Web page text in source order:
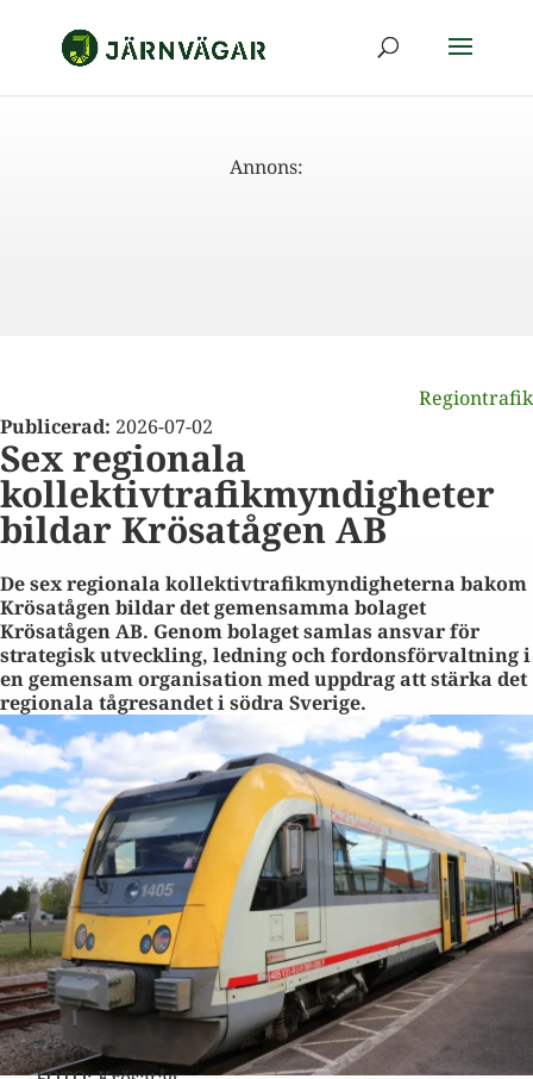
Annons:
Regiontrafik
Publicerad: 2026-07-02
Sex regionala
kollektivtrafikmyndigheter
bildar Krösatågen AB
De sex regionala kollektivtrafikmyndigheterna bakom
Krösatågen bildar det gemensamma bolaget
Krösatågen AB. Genom bolaget samlas ansvar för
strategisk utveckling, ledning och fordonsförvaltning i
en gemensam organisation med uppdrag att stärka det
regionala tågresandet i södra Sverige.